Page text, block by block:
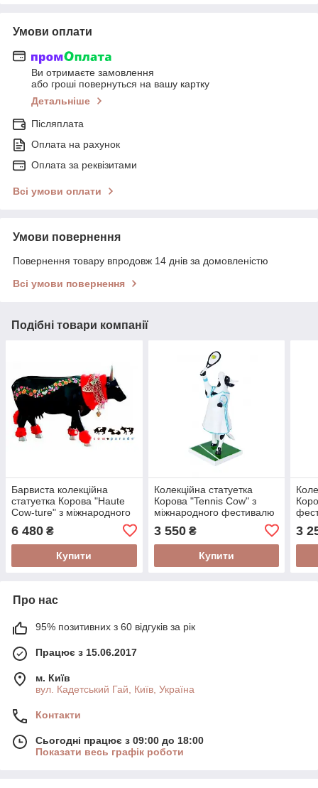
Умови оплати
Ви отримаєте замовлення
або гроші повернуться на вашу картку
Детальніше
Післяплата
Оплата на рахунок
Оплата за реквізитами
Всі умови оплати
Умови повернення
Повернення товару впродовж 14 днів за домовленістю
Всі умови повернення
Подібні товари компанії
Барвиста колекційна
статуетка Корова "Haute
Cow-ture" з міжнародного
Size L
6 480 ₴
Купити
Колекційна статуетка
Корова "Tennis Cow" з
міжнародного фестивалю
Cow Parade у Манчестер
2004 року Size M
3 550₴
Купити
3
Про нас
95% позитивних з 60 відгуків за рік
Працює з 15.06.2017
м. Київ
вул. Кадетський Гай, Київ, Україна
Контакти
Сьогодні працює з 09:00 до 18:00
Показати весь графік роботи